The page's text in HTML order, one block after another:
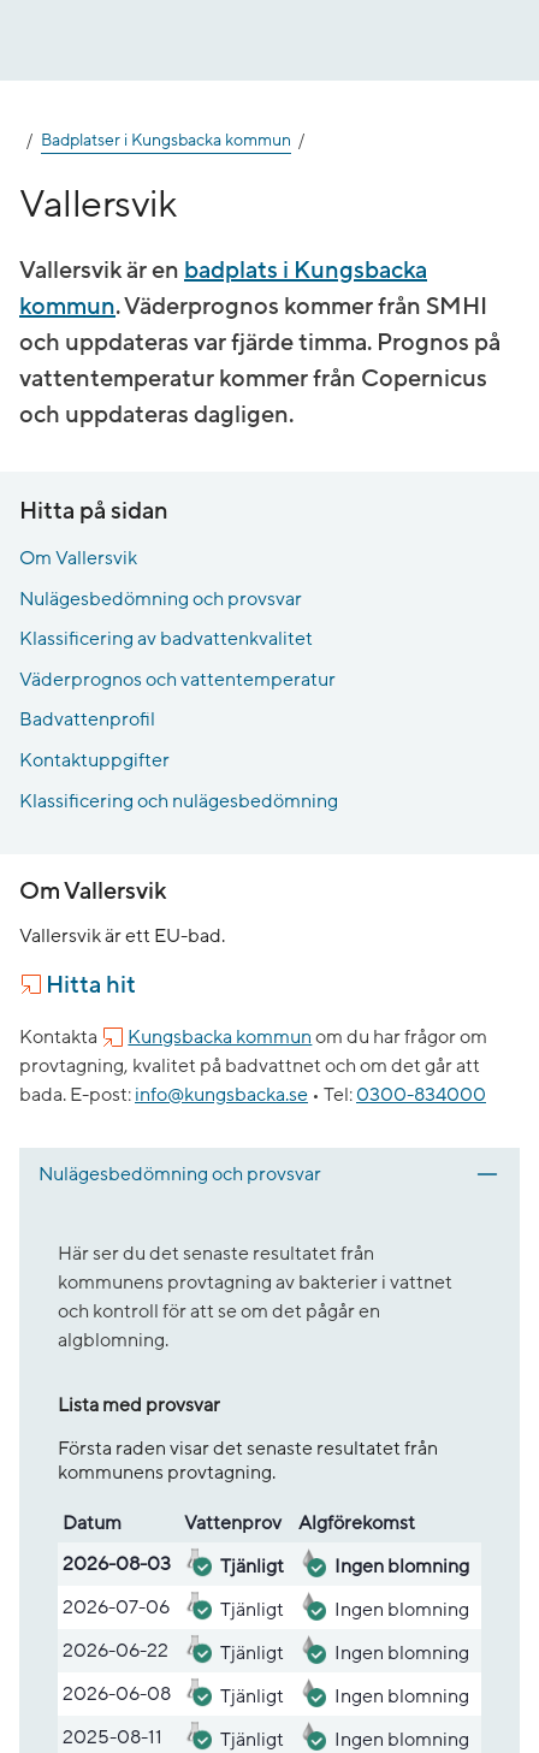
Badplatser i Kungsbacka kommun
Vallersvik
Vallersvik är en badplats i Kungsbacka
kommun. Väderprognos kommer från SMHI
och uppdateras var fjärde timma. Prognos på
vatten­temperatur kommer från Copernicus
och uppdateras dagligen.
Hitta på sidan
Om Vallersvik
Nulägesbedömning och provsvar
Klassificering av badvattenkvalitet
Väderprognos och vattentemperatur
Badvattenprofil
Kontaktuppgifter
Klassificering och nulägesbedömning
Om Vallersvik
Vallersvik är ett EU-bad.
Hitta hit
Kontakta Kungsbacka kommun om du har frågor om
provtagning, kvalitet på badvattnet och om det går att
bada. E-post: info@kungsbacka.se • Tel: 0300-834000
Nulägesbedömning och provsvar
Här ser du det senaste resultatet från
kommunens provtagning av bakterier i vattnet
och kontroll för att se om det pågår en
algblomning.
Lista med provsvar
Första raden visar det senaste resultatet från
kommunens provtagning.
Lista med provsvar
Datum Vatten­prov
Alg­före­komst
2026-08-03
Tjänligt
Ingen blomning
2026-07-06
Tjänligt
Ingen blomning
2026-06-22
Tjänligt
Ingen blomning
2026-06-08
Tjänligt
Ingen blomning
2025-08-11
Tjänligt Ingen blomning